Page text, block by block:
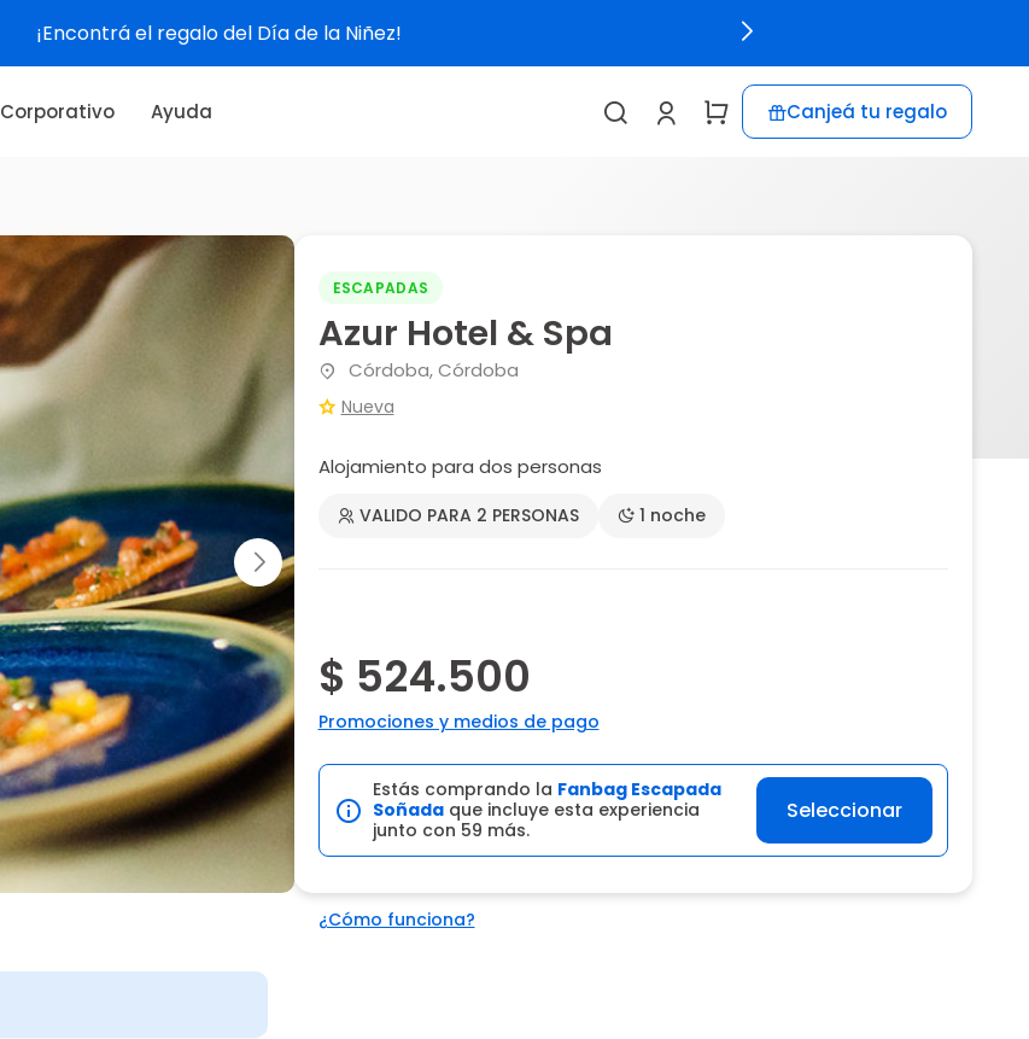
¡Encontrá el regalo del Día de la Niñez!
Corporativo Ayuda Canjeá tu regalo
ESCAPADAS
Azur Hotel & Spa
Córdoba, Córdoba
Nueva
Alojamiento para dos personas
VALIDO PARA 2 PERSONAS 1 noche
$ 524.500
Promociones y medios de pago
Estás comprando la Fanbag Escapada
Soñadaque incluye esta experiencia
junto con 59 más.
Seleccionar
¿Cómo funciona?